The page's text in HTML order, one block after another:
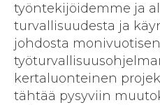
työntekijöidemme ja
turvallisuudesta ja
johdosta
kertaluonteinen
tähtää pysyviin